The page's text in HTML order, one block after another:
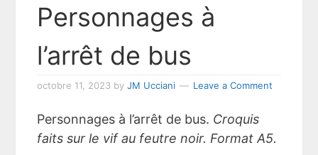
Personnages à
l’arrêt de bus
octobre 11, 2023 byJM Ucciani Leave a Comment
Personnages à l’arrêt de bus. Croquis
faits sur le vif au feutre noir. Format A5.